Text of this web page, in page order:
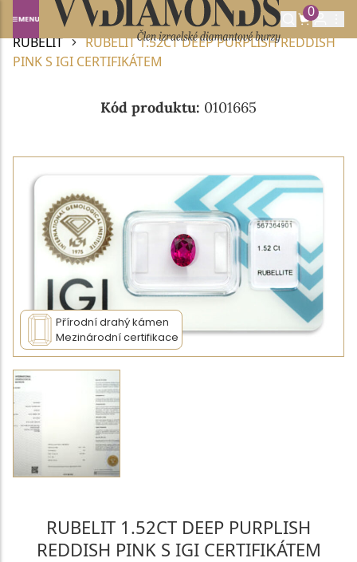
0
Domů
DRAHOKAMY A POLODRAHOKAMY
RUBELIT
RUBELIT 1.52CT DEEP PURPLISH REDDISH
PINK S IGI CERTIFIKÁTEM
Kód produktu: 0101665
Přírodní drahý kámen
Mezinárodní certifikace
RUBELIT 1.52CT DEEP PURPLISH
REDDISH PINK S IGI CERTIFIKÁTEM